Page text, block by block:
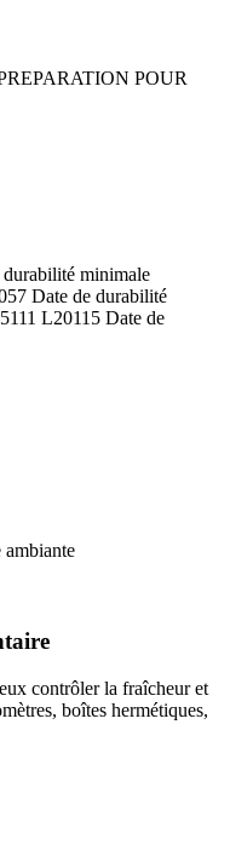
POUR
minimale
Date de durabilité
L20115 Date de
ambiante
contrôler la fraîcheur et
boîtes hermétiques,